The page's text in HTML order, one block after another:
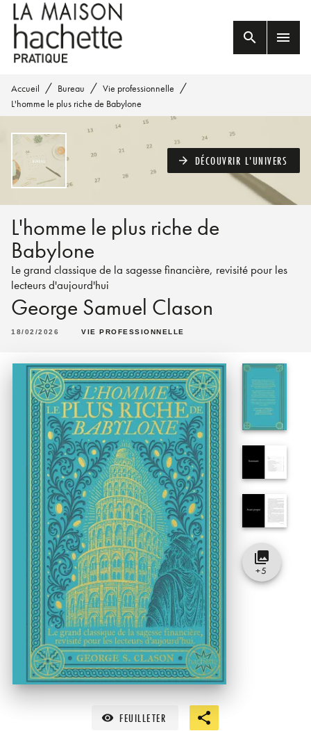
MENU RECHERCHE
PIED DE PAGE
search menu
Accueil / Bureau / Vie professionnelle /
L'homme le plus riche de Babylone
arrow_forward DÉCOUVRIR L'UNIVERS
L'homme le plus riche de
Babylone
Le grand classique de la sagesse financière, revisité pour les
lecteurs d'aujourd'hui
George Samuel Clason
18/02/2026 VIE PROFESSIONNELLE
visibility FEUILLETER
collections
+5